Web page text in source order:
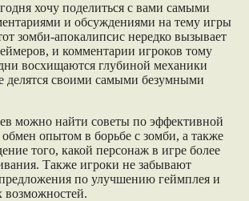
хочу поделиться с вами самыми
и обсуждениями на тему игры
зомби-апокалипсис нередко вызывает
и комментарии игроков тому
восхищаются глубиной механики
делятся своими самыми безумными
можно найти советы по эффективной
опытом в борьбе с зомби, а также
того, какой персонаж в игре более
Также игроки не забывают
по улучшению геймплея и